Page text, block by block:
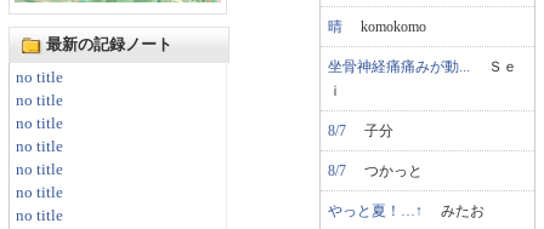
最新の記録ノート
no title
no title
no title
no title
no title
no title
no title
晴 komokomo
坐骨神経痛痛みが動...
Ｓｅ
ｉ
8/7 子分
8/7 つかっと
やっと夏！…↑ みたお